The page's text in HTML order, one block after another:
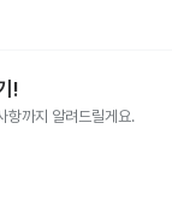
!
항까지 알려드릴게요.